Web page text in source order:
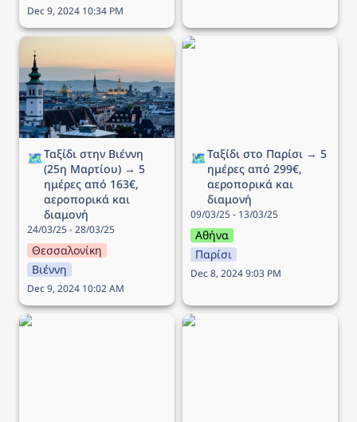
Dec 9, 2024 10:34 PM
Ταξίδι στην Βιέννη (25η
Μαρτίου) → 5 ημέρες
από 163€, αεροπορικά
και διαμονή
🗺️Ταξίδι στην Βιέννη
(25η Μαρτίου) → 5
ημέρες από 163€,
αεροπορικά και
διαμονή
24/03/25 - 28/03/25
Θεσσαλονίκη
Βιέννη
Dec 9, 2024 10:02 AM
Ταξίδι στο Παρίσι → 5
🗺️Ταξίδι στο Παρίσι → 5
ημέρες από 299€,
αεροπορικά και
διαμονή
09/03/25 - 13/03/25
Αθήνα
Παρίσι
Dec 8, 2024 9:03 PM
Ταξίδι στην Στοκχόλμη →
Ταξίδι στην Κοπεγχάγη →